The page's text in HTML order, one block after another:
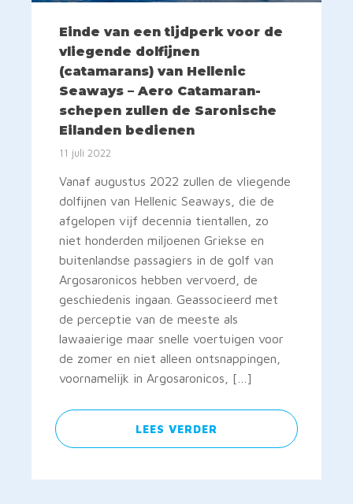
Einde van een tijdperk voor de
vliegende dolfijnen
(catamarans) van Hellenic
Seaways – Aero Catamaran-
schepen zullen de Saronische
Eilanden bedienen
11 juli 2022
Vanaf augustus 2022 zullen de vliegende
dolfijnen van Hellenic Seaways, die de
afgelopen vijf decennia tientallen, zo
niet honderden miljoenen Griekse en
buitenlandse passagiers in de golf van
Argosaronicos hebben vervoerd, de
geschiedenis ingaan. Geassocieerd met
de perceptie van de meeste als
lawaaierige maar snelle voertuigen voor
de zomer en niet alleen ontsnappingen,
voornamelijk in Argosaronicos, […]
LEES VERDER